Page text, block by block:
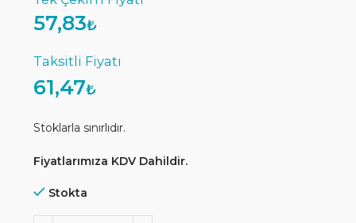
57,83₺
61,47₺
Stoklarla sınırlıdır.
Fiyatlarımıza KDV Dahildir.
Stokta